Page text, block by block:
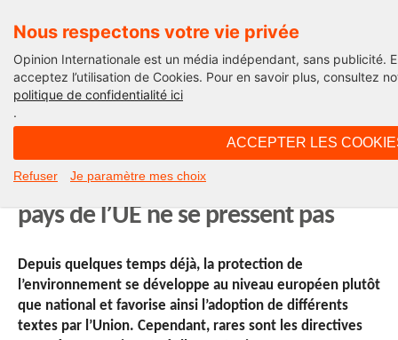
Nous respectons votre vie privée
Opinion Internationale est un média indépendant, sans publicité.
acceptez l’utilisation de Cookies. Pour en savoir plus, consultez
politique de confidentialité ici
.
ACCEPTER LES
Refuser Je paramètre mes choix
Normes environnementales : les
pays de l’UE ne se pressent pas
Depuis quelques temps déjà, la protection de
l’environnement se développe au niveau européen plutôt
que national et favorise ainsi l’adoption de différents
textes par l’Union. Cependant, rares sont les directives